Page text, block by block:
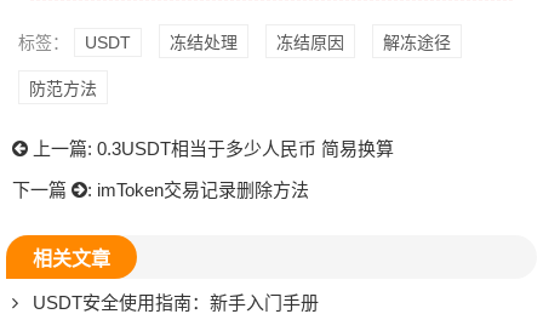
标签： USDT 冻结处理 冻结原因 解冻途径
防范方法
上一篇: 0.3USDT相当于多少人民币 简易换算
下一篇
: imToken交易记录删除方法
相关文章
USDT安全使用指南：新手入门手册